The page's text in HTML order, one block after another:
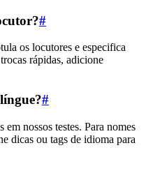
#
os locutores e especifica
rápidas, adicione
#
nossos testes. Para nomes
dicas ou tags de idioma para